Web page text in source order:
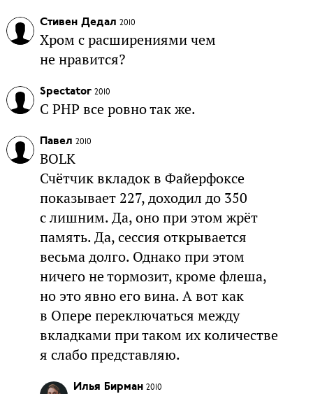
Стивен Дедал 2010
Хром с расширениями чем
не нравится?
Spectator 2010
С PHP все ровно так же.
Павел 2010
BOLK
Счётчик вкладок в Файерфоксе
показывает 227, доходил до 350
с лишним. Да, оно при этом жрёт
память. Да, сессия открывается
весьма долго. Однако при этом
ничего не тормозит, кроме флеша,
но это явно его вина. А вот как
в Опере переключаться между
вкладками при таком их количестве
я слабо представляю.
Илья Бирман 2010